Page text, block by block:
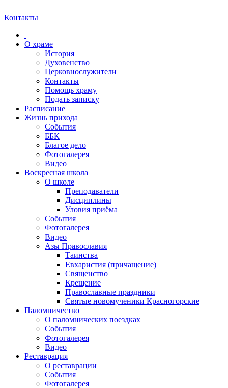
Контакты
О храме
История
Духовенство
Церковнослужители
Контакты
Помощь храму
Подать записку
Расписание
Жизнь прихода
События
ББК
Благое дело
Фотогалерея
Видео
Воскресная школа
О школе
Преподаватели
Дисциплины
Уловия приёма
События
Фотогалерея
Видео
Азы Православия
Таинства
Евхаристия (причащение)
Священство
Крещение
Православные праздники
Святые новомученики Красногорские
Паломничество
О паломнических поездках
События
Фотогалерея
Видео
Реставрация
О реставрации
События
Фотогалерея